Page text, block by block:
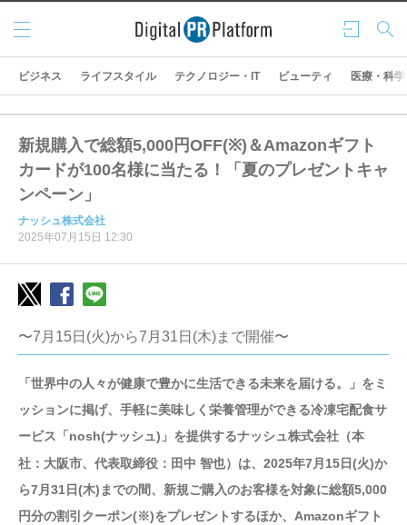
ログ
イン
検索
メニ
ュー
ビジネス ライフスタイル テクノロジー・IT ビューティ 医療・科学
新規購入で総額5,000円OFF(※)＆Amazonギフト
カードが100名様に当たる！「夏のプレゼントキャ
ンペーン」
ナッシュ株式会社
2025年07月15日 12:30
〜7月15日(火)から7月31日(木)まで開催〜
「世界中の人々が健康で豊かに生活できる未来を届ける。」をミ
ッションに掲げ、手軽に美味しく栄養管理ができる冷凍宅配食サ
ービス「nosh(ナッシュ)」を提供するナッシュ株式会社（本
社：大阪市、代表取締役：田中 智也）は、2025年7月15日(火)か
ら7月31日(木)までの間、新規ご購入のお客様を対象に総額5,000
円分の割引クーポン(※)をプレゼントするほか、Amazonギフト